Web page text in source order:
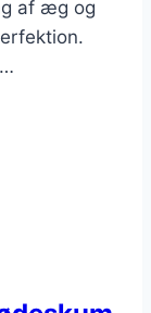
af æg og